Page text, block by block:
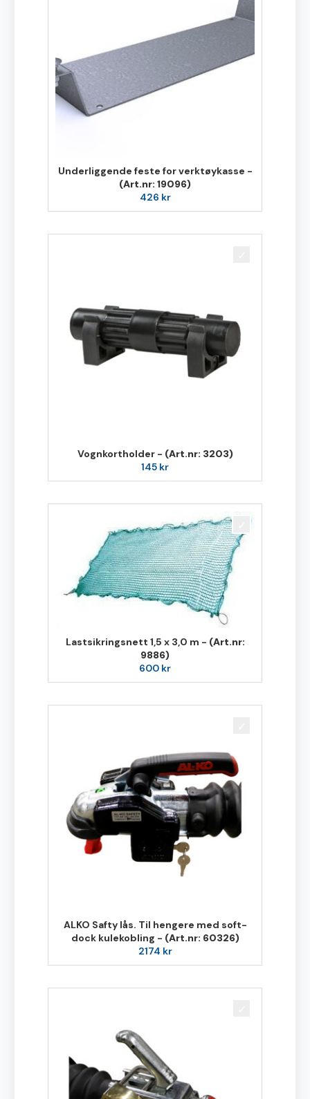
Underliggende feste for verktøykasse -
(Art.nr: 19096)
426 kr
Vognkortholder - (Art.nr: 3203)
145 kr
Lastsikringsnett 1,5 x 3,0 m - (Art.nr:
9886)
600 kr
ALKO Safty lås. Til hengere med soft-
dock kulekobling - (Art.nr: 60326)
2174 kr